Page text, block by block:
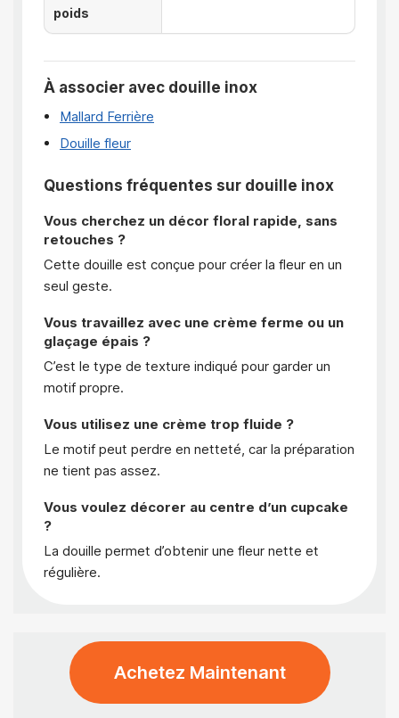
poids
À associer avec douille inox
Mallard Ferrière
Douille fleur
Questions fréquentes sur douille inox
Vous cherchez un décor floral rapide, sans
retouches ?
Cette douille est conçue pour créer la fleur en un
seul geste.
Vous travaillez avec une crème ferme ou un
glaçage épais ?
C’est le type de texture indiqué pour garder un
motif propre.
Vous utilisez une crème trop fluide ?
Le motif peut perdre en netteté, car la préparation
ne tient pas assez.
Vous voulez décorer au centre d’un cupcake
?
La douille permet d’obtenir une fleur nette et
régulière.
Achetez Maintenant